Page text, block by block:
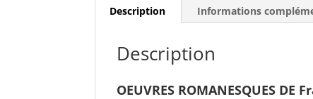
Description Informations
Description
OEUVRES ROMANESQUES